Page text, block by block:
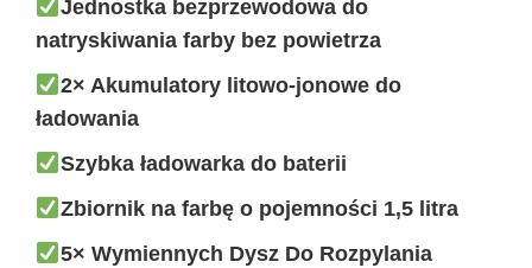
Jednostka bezprzewodowa do
natryskiwania farby bez powietrza
2× Akumulatory litowo-jonowe do
ładowania
Szybka ładowarka do baterii
Zbiornik na farbę o pojemności 1,5 litra
5× Wymiennych Dysz Do Rozpylania